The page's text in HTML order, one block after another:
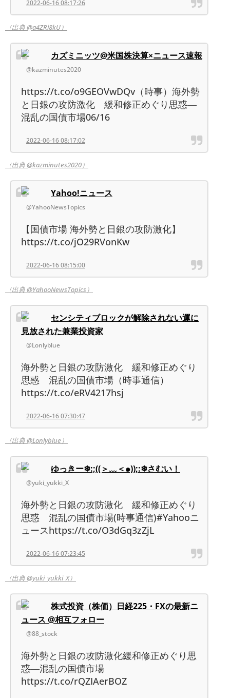
2022-06-16 08:17:26
（出典 @a4ZRi8kU）
カズミニッツ@米国株決算×ニュース速報
@kazminutes2020
https://t.co/o9GEOVwDQv（時事）海外勢
と日銀の攻防激化 緩和修正めぐり思惑―
混乱の国債市場06/16
2022-06-16 08:17:02
（出典 @kazminutes2020）
Yahoo!ニュース
@YahooNewsTopics
【国債市場 海外勢と日銀の攻防激化】
https://t.co/jO29RVonKw
2022-06-16 08:15:00
（出典 @YahooNewsTopics）
センシティブロックが解除されない運に
見放された兼業投資家
@Lonlyblue
海外勢と日銀の攻防激化 緩和修正めぐり
思惑 混乱の国債市場（時事通信）
https://t.co/eRV4217hsj
2022-06-16 07:30:47
（出典 @Lonlyblue）
ゆっきー❄:;((＞﹏＜๑));:❄さむい！
@yuki_yukki_X
海外勢と日銀の攻防激化 緩和修正めぐり
思惑 混乱の国債市場(時事通信)#Yahooニ
ュースhttps://t.co/O3dGq3zZjL
2022-06-16 07:23:45
（出典 @yuki_yukki_X）
株式投資（株価）日経225・FXの最新ニ
ュース @相互フォロー
@88_stock
海外勢と日銀の攻防激化緩和修正めぐり思
惑―混乱の国債市場
https://t.co/rQZIAerBOZ